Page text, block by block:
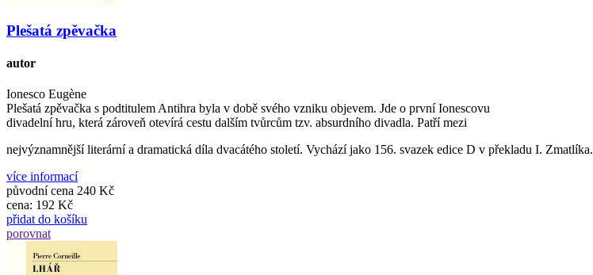
Plešatá zpěvačka
autor
Ionesco Eugène
Plešatá zpěvačka s podtitulem Antihra byla v době svého vzniku objevem. Jde o první Ionescovu
divadelní hru, která zároveň otevírá cestu dalším tvůrcům tzv. absurdního divadla. Patří mezi
nejvýznamnější literární a dramatická díla dvacátého století. Vychází jako 156. svazek edice D v překladu I. Zmatlíka.
více informací
původní cena 240 Kč
cena: 192 Kč
přidat do košíku
porovnat